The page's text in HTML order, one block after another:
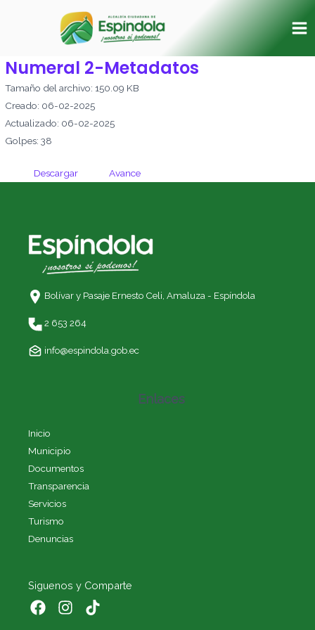
Numeral 2-Metadatos
Tamaño del archivo: 150.09 KB
Creado: 06-02-2025
Actualizado: 06-02-2025
Golpes: 38
Descargar Avance
Bolívar y Pasaje Ernesto Celi, Amaluza - Espíndola
2 653 264
info@espindola.gob.ec
Enlaces
Inicio
Municipio
Documentos
Transparencia
Servicios
Turismo
Denuncias
Siguenos y Comparte